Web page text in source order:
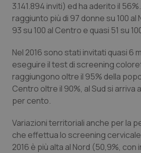
3.141.894 inviti) ed ha aderito il 56%.
raggiunto più di 97 donne su 100 al
93 su 100 al Centro e quasi 51 su
Nel 2016 sono stati invitati quasi 6
eseguire il test di screening
raggiungono oltre il 95% della
Centro oltre il 90%, al Sud si arriva
per cento.
Variazioni territoriali anche per la
che effettua lo screening
2016 è più alta al Nord (50,9%,